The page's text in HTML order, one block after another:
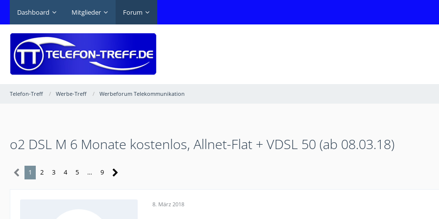
Dashboard Mitglieder Forum
Telefon-Treff Werbe-Treff Werbeforum Telekommunikation
o2 DSL M 6 Monate kostenlos, Allnet-Flat + VDSL 50 (ab 08.03.18)
1 2 3 4 5 … 9
8. März 2018